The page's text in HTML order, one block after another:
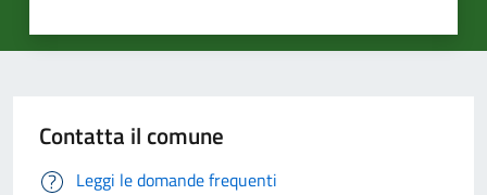
Contatta il comune
Leggi le domande frequenti